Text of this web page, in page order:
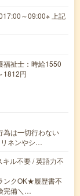
～09:00※ 上記
福祉士：時給1550
1812円
為は一切行わない
ネンやシ…
ル不要 / 英語力不
ンクOK★履歴書不
完備＼…